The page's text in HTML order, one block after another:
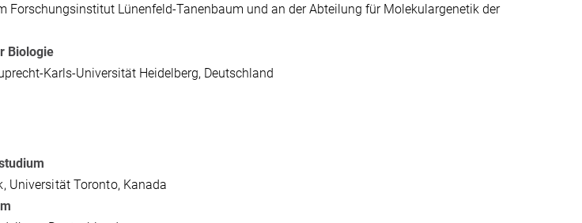
Forschungsinstitut Lünenfeld-Tanenbaum und an der Abteilung für Molekulargenetik der
Biologie
Karls-Universität Heidelberg, Deutschland
Universität Toronto, Kanada